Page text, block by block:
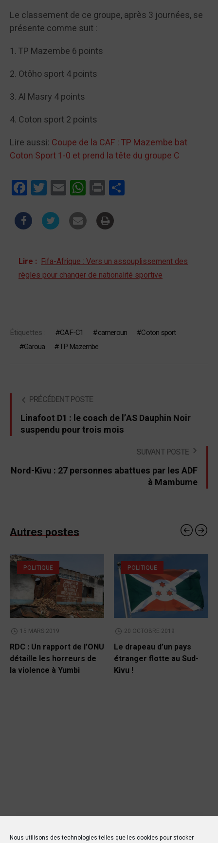
Nous utilisons des technologies telles que les cookies pour stocker
Le classement de ce groupe, après 3 journées, se
présente comme suit :
1. TP Mazembe 6 points
2. Otôho sport 4 points
3. Al Masry 4 points
4. Coton sport 2 points
Lire aussi: Coupe de la CAF : TP Mazembe bat
Coton Sport 1-0 et prend la tête du groupe C
FacebookTwitterEmail WhatsApp
Print
Lire : Fifa-Afrique : Vers un assouplissement des
règles pour changer de nationalité sportive
Étiquettes : CAF-C1 cameroun
Coton sport
Garoua
TP Mazembe
PRÉCÉDENT POSTE
Linafoot D1 : le coach de l’AS Dauphin Noir
suspendu pour trois mois
SUIVANT POSTE
Nord-Kivu : 27 personnes abattues par les ADF
à Mambume
Autres postes
POLITIQUE
15 MARS 2019
RDC : Un rapport de l’ONU
détaille les horreurs de
la violence à Yumbi
POLITIQUE
20 OCTOBRE 2019
Le drapeau d’un pays
étranger flotte au Sud-
Kivu !